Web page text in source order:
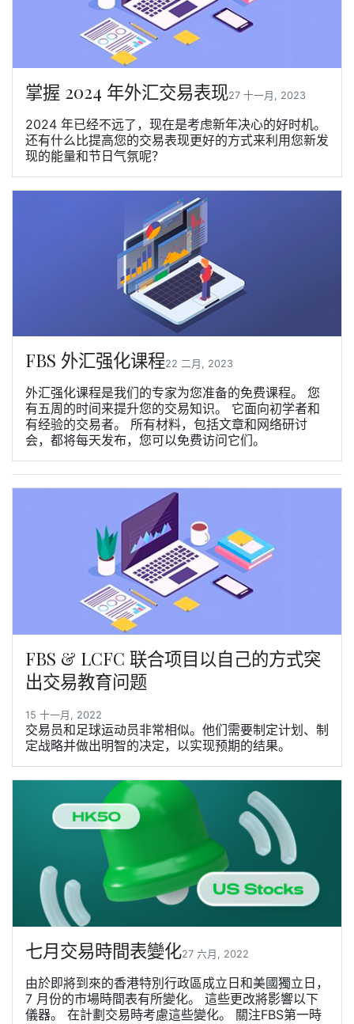
掌握 2024 年外汇交易表现27 十一月, 2023
2024 年已经不远了，现在是考虑新年决心的好时机。
还有什么比提高您的交易表现更好的方式来利用您新发
现的能量和节日气氛呢？
FBS 外汇强化课程22 二月, 2023
外汇强化课程是我们的专家为您准备的免费课程。 您
有五周的时间来提升您的交易知识。 它面向初学者和
有经验的交易者。 所有材料，包括文章和网络研讨
会，都将每天发布，您可以免费访问它们。
FBS & LCFC 联合项目以自己的方式突
出交易教育问题
15 十一月, 2022
交易员和足球运动员非常相似。他们需要制定计划、制
定战略并做出明智的决定，以实现预期的结果。
七月交易時間表變化27 六月, 2022
由於即將到來的香港特別行政區成立日和美國獨立日，
7 月份的市場時間表有所變化。 這些更改將影響以下
儀器。 在計劃交易時考慮這些變化。 關注FBS第一時